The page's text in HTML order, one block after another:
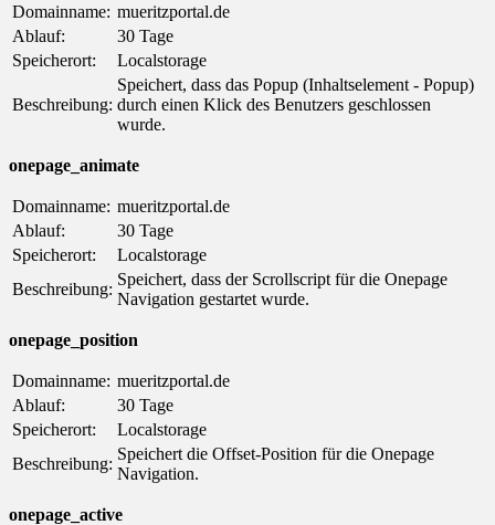
Domainname: mueritzportal.de
Ablauf:
30 Tage
Speicherort:
Localstorage
Beschreibung:
Speichert, dass das Popup (Inhaltselement - Popup)
durch einen Klick des Benutzers geschlossen
wurde.
onepage_animate
Domainname: mueritzportal.de
Ablauf:
30 Tage
Speicherort:
Localstorage
Beschreibung:
Speichert, dass der Scrollscript für die Onepage
Navigation gestartet wurde.
onepage_position
Domainname: mueritzportal.de
Ablauf:
30 Tage
Speicherort:
Localstorage
Beschreibung:
Speichert die Offset-Position für die Onepage
Navigation.
onepage_active